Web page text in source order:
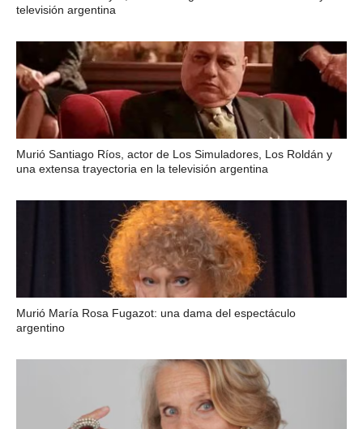
televisión argentina
Murió Santiago Ríos, actor de Los Simuladores, Los Roldán y
una extensa trayectoria en la televisión argentina
Murió María Rosa Fugazot: una dama del espectáculo
argentino